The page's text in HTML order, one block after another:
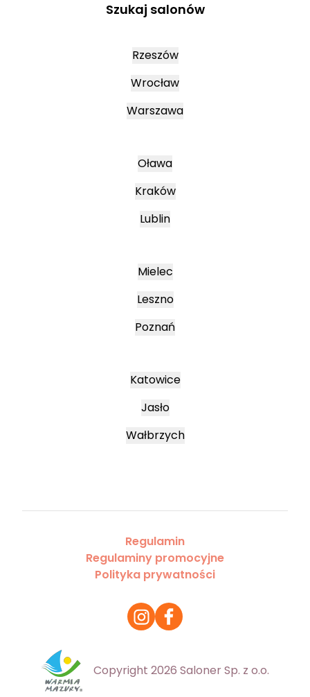
Szukaj salonów
Rzeszów
Wrocław
Warszawa
Oława
Kraków
Lublin
Mielec
Leszno
Poznań
Katowice
Jasło
Wałbrzych
Regulamin
Regulaminy promocyjne
Polityka prywatności
Copyright 2026 Saloner Sp. z o.o.